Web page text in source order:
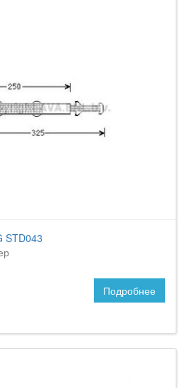
STD043
Подробнее